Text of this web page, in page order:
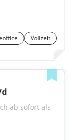
Vollzeit
ab sofort als